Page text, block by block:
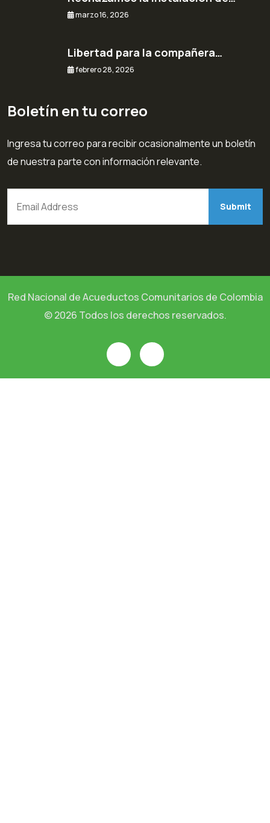
marzo 16, 2026
Libertad para la compañera…
febrero 28, 2026
Boletín en tu correo
Ingresa tu correo para recibir ocasionalmente un boletín
de nuestra parte con información relevante.
Red Nacional de Acueductos Comunitarios de Colombia
© 2026 Todos los derechos reservados.